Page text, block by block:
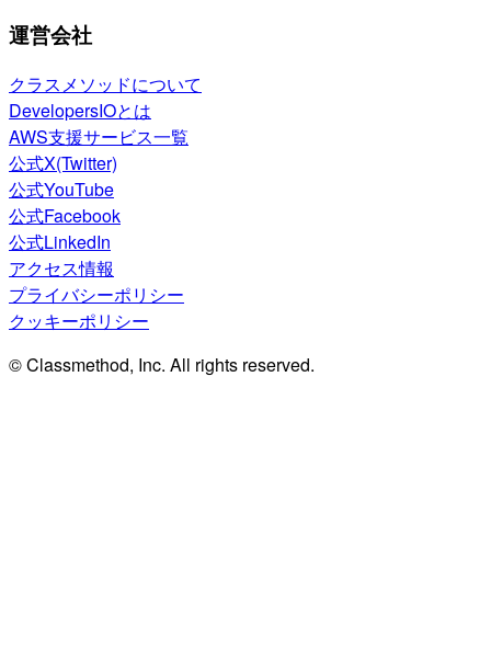
運営会社
クラスメソッドについて
DevelopersIOとは
AWS支援サービス一覧
公式X(Twitter)
公式YouTube
公式Facebook
公式LinkedIn
アクセス情報
プライバシーポリシー
クッキーポリシー
© Classmethod, Inc. All rights reserved.